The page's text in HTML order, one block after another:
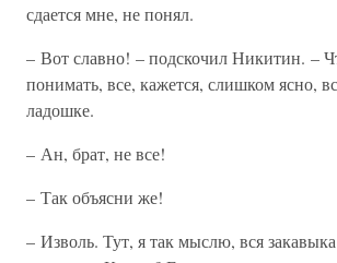
сдается мне, не понял.
– Вот славно! – подскочил Никитин. –
понимать, все, кажется, слишком ясно,
ладошке.
– Ан, брат, не все!
– Так объясни же!
– Изволь. Тут, я так мыслю, вся